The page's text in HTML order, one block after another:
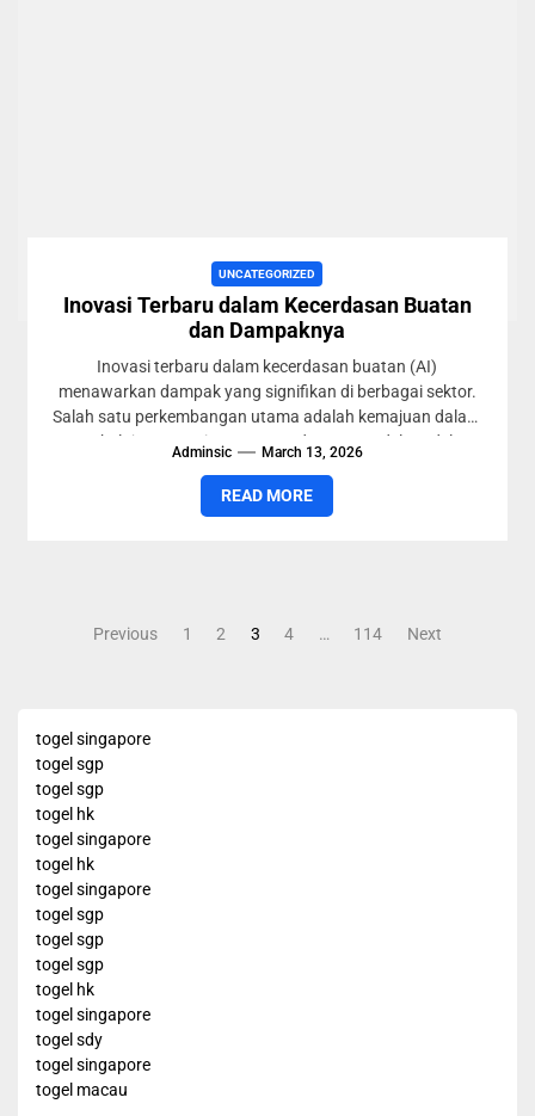
UNCATEGORIZED
Inovasi Terbaru dalam Kecerdasan Buatan
dan Dampaknya
Inovasi terbaru dalam kecerdasan buatan (AI)
menawarkan dampak yang signifikan di berbagai sektor.
Salah satu perkembangan utama adalah kemajuan dalam
pembelajaran mesin, terutama dengan model-model...
Adminsic March 13, 2026
READ MORE
Previous 1 2 3 4 … 114 Next
togel singapore
togel sgp
togel sgp
togel hk
togel singapore
togel hk
togel singapore
togel sgp
togel sgp
togel sgp
togel hk
togel singapore
togel sdy
togel singapore
togel macau